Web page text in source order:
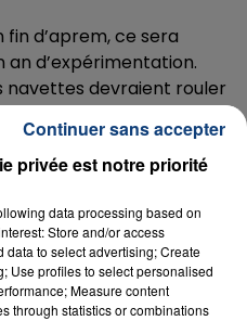
d’aprem, ce sera
d’expérimentation.
navettes devraient rouler
toutes les 10 minutes en
en heures creuses. Et
de 19h30.
un peu de rentrer dans
humaine, on va vous
de secours” présent
privée est notre priorité
data processing based on
Store and/or access
to select advertising; Create
Use profiles to select personalised
Measure content
through statistics or combinations
Continuer sans accepter